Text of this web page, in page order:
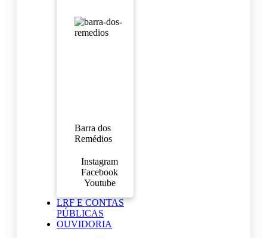
Barra dos
Remédios
Instagram
Facebook
Youtube
LRF E CONTAS
PÚBLICAS
OUVIDORIA